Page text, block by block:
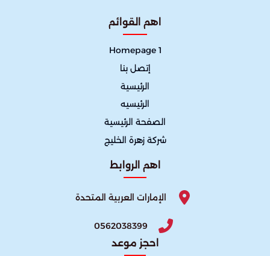
اهم القوائم
Homepage 1
إتصل بنا
الرئيسية
الرئيسيه
الصفحة الرئيسية
شركة زهرة الخليج
اهم الروابط
الإمارات العربية المتحدة
0562038399
احجز موعد